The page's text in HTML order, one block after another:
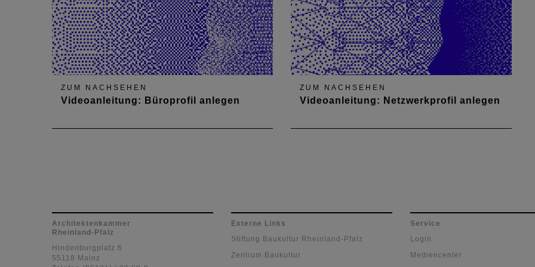
ZUM NACHSEHEN
Videoanleitung: Büroprofil anlegen
ZUM NACHSEHEN
Videoanleitung: Netzwerkprofil anlegen
Architektenkammer
Rheinland-Pfalz
Hindenburgplatz 6
55118 Mainz
Externe Links
Stiftung Baukultur Rheinland-Pfalz
Zentrum Baukultur
Service
Login
Mediencenter